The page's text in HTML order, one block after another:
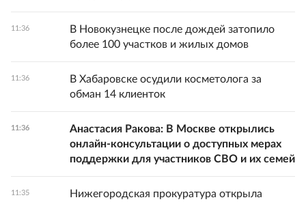
11:36
В Новокузнецке после дождей затопило
более 100 участков и жилых домов
11:36
В Хабаровске осудили косметолога за
обман 14 клиенток
11:36
Анастасия Ракова: В Москве открылись
онлайн-консультации о доступных мерах
поддержки для участников СВО и их семей
11:35
Нижегородская прокуратура открыла